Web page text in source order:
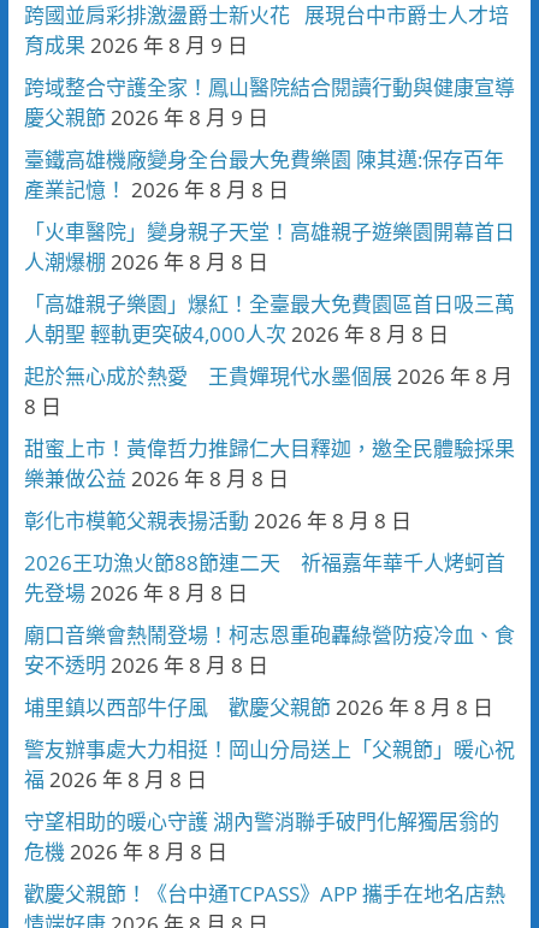
跨國並肩彩排激盪爵士新火花 展現台中市爵士人才培
育成果 2026 年 8 月 9 日
跨域整合守護全家！鳳山醫院結合閱讀行動與健康宣導
慶父親節2026 年 8 月 9 日
臺鐵高雄機廠變身全台最大免費樂園 陳其邁:保存百年
產業記憶！ 2026 年 8 月 8 日
「火車醫院」變身親子天堂！高雄親子遊樂園開幕首日
人潮爆棚 2026 年 8 月 8 日
「高雄親子樂園」爆紅！全臺最大免費園區首日吸三萬
人朝聖 輕軌更突破4,000人次 2026 年 8 月 8 日
起於無心成於熱愛 王貴嬋現代水墨個展2026 年 8 月
8 日
甜蜜上市！黃偉哲力推歸仁大目釋迦，邀全民體驗採果
樂兼做公益 2026 年 8 月 8 日
彰化市模範父親表揚活動 2026 年 8 月 8 日
2026王功漁火節88節連二天 祈福嘉年華千人烤蚵首
先登場2026 年 8 月 8 日
廟口音樂會熱鬧登場！柯志恩重砲轟綠營防疫冷血、食
安不透明 2026 年 8 月 8 日
埔里鎮以西部牛仔風 歡慶父親節2026 年 8 月 8 日
警友辦事處大力相挺！岡山分局送上「父親節」暖心祝
福 2026 年 8 月 8 日
守望相助的暖心守護 湖內警消聯手破門化解獨居翁的
危機2026 年 8 月 8 日
歡慶父親節！《台中通TCPASS》APP 攜手在地名店熱